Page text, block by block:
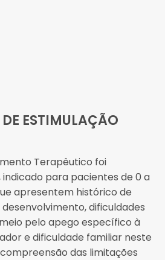
ESTIMULAÇÃO
Terapêutico foi
indicado para pacientes de 0 a
apresentem histórico de
dificuldades
pelo apego específico à
e dificuldade familiar neste
das limitações